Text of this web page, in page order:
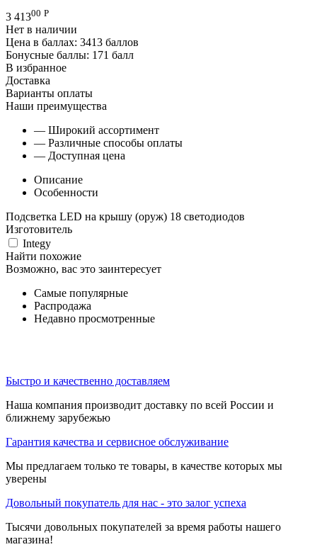
3 41300 Р
Нет в наличии
Цена в баллах: 3413 баллов
Бонусные баллы: 171 балл
В избранное
Доставка
Варианты оплаты
Наши преимущества
— Широкий ассортимент
— Различные способы оплаты
— Доступная цена
Описание
Особенности
Подсветка LED на крышу (оруж) 18 светодиодов
Изготовитель
Integy
Найти похожие
Возможно, вас это заинтересует
Самые популярные
Распродажа
Недавно просмотренные
Быстро и качественно доставляем
Наша компания производит доставку по всей России и
ближнему зарубежью
Гарантия качества и сервисное обслуживание
Мы предлагаем только те товары, в качестве которых мы
уверены
Довольный покупатель для нас - это залог успеха
Тысячи довольных покупателей за время работы нашего
магазина!